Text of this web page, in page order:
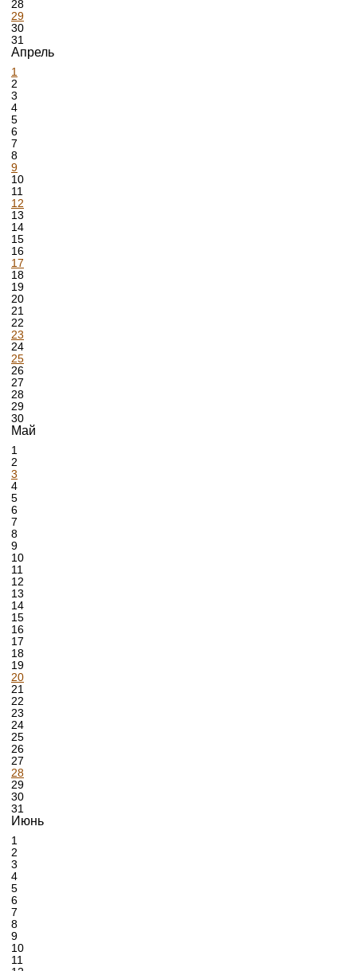
28
29
30
31
Апрель
1
2
3
4
5
6
7
8
9
10
11
12
13
14
15
16
17
18
19
20
21
22
23
24
25
26
27
28
29
30
Май
1
2
3
4
5
6
7
8
9
10
11
12
13
14
15
16
17
18
19
20
21
22
23
24
25
26
27
28
29
30
31
Июнь
1
2
3
4
5
6
7
8
9
10
11